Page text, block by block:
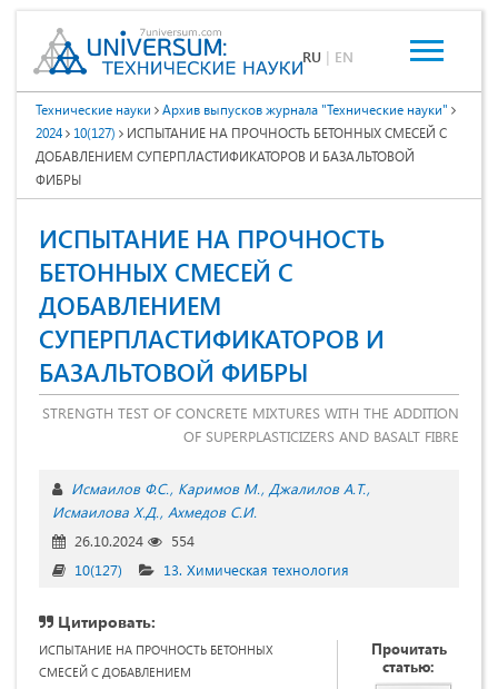
RU | EN
Технические науки
Архив выпусков журнала "Технические науки"
2024
10(127)
ИСПЫТАНИЕ НА ПРОЧНОСТЬ БЕТОННЫХ СМЕСЕЙ С
ДОБАВЛЕНИЕМ СУПЕРПЛАСТИФИКАТОРОВ И БАЗАЛЬТОВОЙ
ФИБРЫ
ИСПЫТАНИЕ НА ПРОЧНОСТЬ
БЕТОННЫХ СМЕСЕЙ С
ДОБАВЛЕНИЕМ
СУПЕРПЛАСТИФИКАТОРОВ И
БАЗАЛЬТОВОЙ ФИБРЫ
STRENGTH TEST OF CONCRETE MIXTURES WITH THE ADDITION
OF SUPERPLASTICIZERS AND BASALT FIBRE
Исмаилов Ф.С. Каримов М. Джалилов А.Т.
Исмаилова Х.Д. Ахмедов С.И.
26.10.2024
554
10(127)
13. Химическая технология
Цитировать:
ИСПЫТАНИЕ НА ПРОЧНОСТЬ БЕТОННЫХ
СМЕСЕЙ С ДОБАВЛЕНИЕМ
Прочитать
статью: